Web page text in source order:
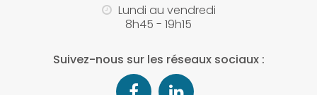
Lundi au vendredi
8h45 - 19h15
Suivez-nous sur les réseaux sociaux :